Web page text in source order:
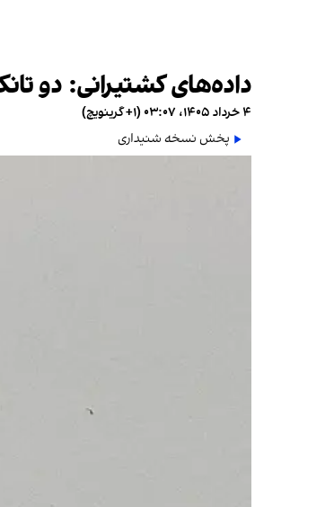
داده‌های کشتیرانی: دو
۴ خرداد ۱۴۰۵، ۰۳:۰۷ (‎+۱ گرینویچ)
پخش نسخه شنیداری